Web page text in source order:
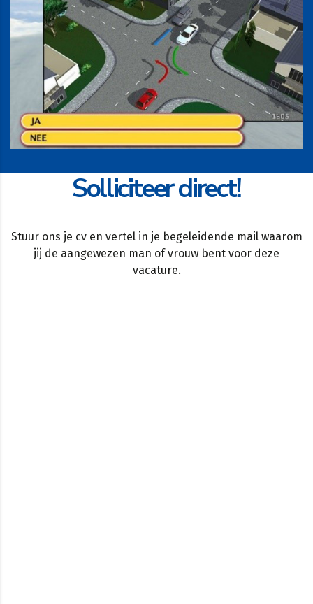
Solliciteer direct!
Stuur ons je cv en vertel in je begeleidende mail waarom
jij de aangewezen man of vrouw bent voor deze
vacature.